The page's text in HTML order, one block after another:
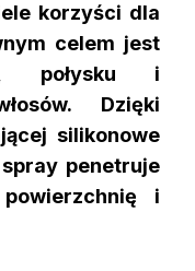
korzyści dla
celem jest
połysku i
Dzięki
silikonowe
penetruje
i